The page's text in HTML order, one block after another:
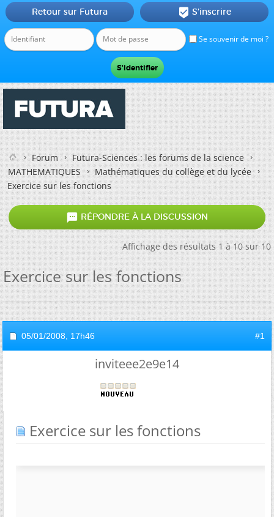
Se souvenir de moi ?
Retour sur Futura  S'inscrire
Forum
Futura-Sciences : les forums de la science
MATHEMATIQUES
Mathématiques du collège et du lycée
Exercice sur les fonctions
 RÉPONDRE À LA DISCUSSION
Affichage des résultats 1 à 10 sur 10
Exercice sur les fonctions
05/01/2008, 17h46 #1
inviteee2e9e14
Exercice sur les fonctions